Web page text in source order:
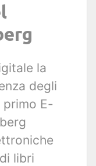
la
degli
E-
libri